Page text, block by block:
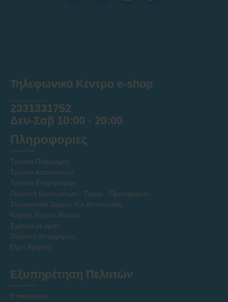
Τηλεφωνικό Κέντρο e-shop
2331331752
Δευ-Σαβ 10:00 - 20:00
Πληροφοριες
Τρόποι Πληρωμής
Τρόποι Αποστολών
Τρόποι Επιστροφών
Πολιτική Εκπτώσεων - Τιμών - Προσφορών
Συσκευασία Δώρου Και Αποστολής
Κάρτες Ευχών δώρου
Σχετικά με εμάς
Πολιτική Απορρήτου
Όροι Χρήσης
Εξυπηρέτηση Πελατών
Επικοινωνία